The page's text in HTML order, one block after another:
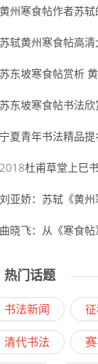
黄州寒食帖作者苏
苏东坡寒食帖赏析
苏东坡寒食帖书法
宁夏青年书法精品
曲晓飞：从《寒食
热门话题
书法新闻
清代书法